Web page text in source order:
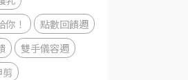
！
點數回饋週
雙手儀容週
剪